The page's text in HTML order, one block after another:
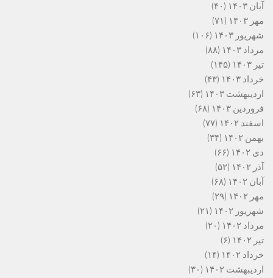
آبان ۱۴۰۳
(۴۰)
مهر ۱۴۰۳
(۷۱)
شهریور ۱۴۰۳
(۱۰۶)
مرداد ۱۴۰۳
(۸۸)
تیر ۱۴۰۳
(۱۴۵)
خرداد ۱۴۰۳
(۴۳)
اردیبهشت ۱۴۰۳
(۶۳)
فروردین ۱۴۰۳
(۶۸)
اسفند ۱۴۰۲
(۷۷)
بهمن ۱۴۰۲
(۳۴)
دی ۱۴۰۲
(۶۶)
آذر ۱۴۰۲
(۵۲)
آبان ۱۴۰۲
(۶۸)
مهر ۱۴۰۲
(۲۹)
شهریور ۱۴۰۲
(۲۱)
مرداد ۱۴۰۲
(۲۰)
تیر ۱۴۰۲
(۶)
خرداد ۱۴۰۲
(۱۴)
اردیبهشت ۱۴۰۲
(۳۰)